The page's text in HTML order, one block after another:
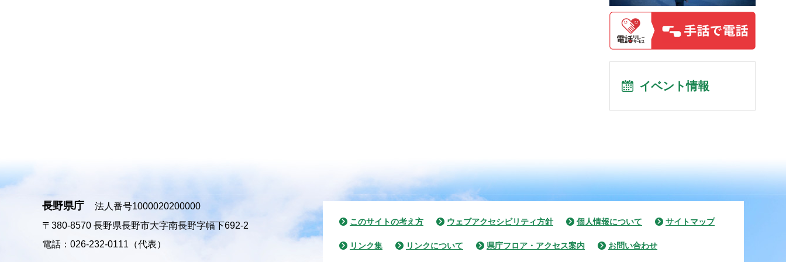
イベント情報
長野県庁
法人番号1000020200000
〒380-8570 長野県長野市大字南長野字幅下692-2
電話：026-232-0111（代表）
このサイトの考え方 ウェブアクセシビリティ方針 個人情報について サイトマップ
リンク集 リンクについて 県庁フロア・アクセス案内 お問い合わせ